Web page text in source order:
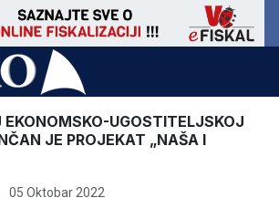
EKONOMSKO-UGOSTITELJSKOJ
JE PROJEKAT „NAŠA I
05 Oktobar 2022